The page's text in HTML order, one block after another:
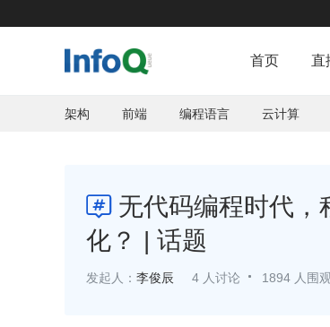
首页 直
架构 前端 编程语言 云计算
 无代码编程时代，
化？ | 话题
发起人： 李俊辰 4 人讨论 1894 人围观